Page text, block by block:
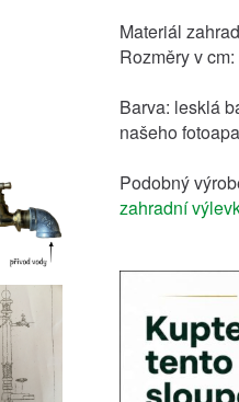
Materiál
Rozměry v
Barva: lesklá
našeho
Podobný
zahradní